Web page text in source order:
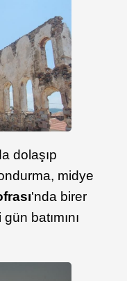
dolaşıp
midye
'nda birer
batımını